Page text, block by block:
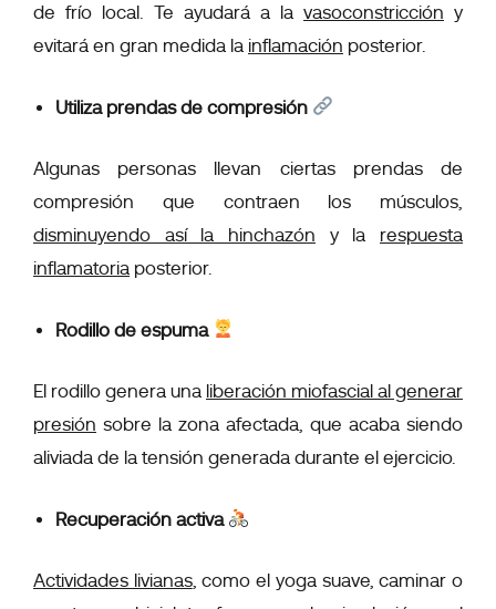
de frío local. Te ayudará a la vasoconstricción y
evitará en gran medida la inflamación posterior.
Utiliza prendas de compresión
Algunas personas llevan ciertas prendas de
compresión que contraen los músculos,
disminuyendo así la hinchazón y la respuesta
inflamatoria posterior.
Rodillo de espuma
El rodillo genera una liberación miofascial al generar
presión sobre la zona afectada, que acaba siendo
aliviada de la tensión generada durante el ejercicio.
Recuperación activa
Actividades livianas, como el yoga suave, caminar o